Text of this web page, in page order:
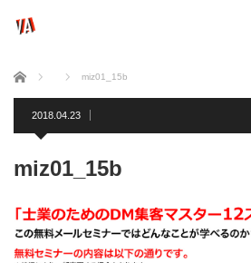
ホーム miz01_15b
2018.04.23
miz01_15b